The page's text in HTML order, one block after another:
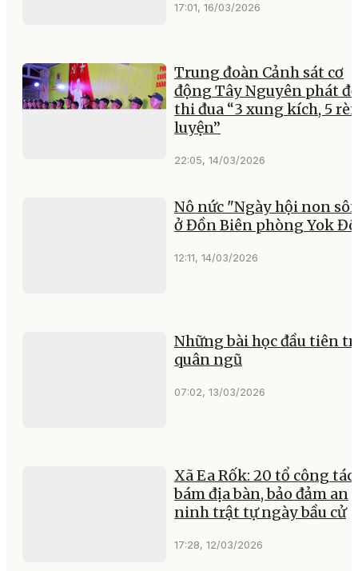
17:01, 16/03/2026
Trung đoàn Cảnh sát cơ
động Tây Nguyên phát
thi đua “3 xung kích, 5
luyện”
22:05, 14/03/2026
Nô nức "Ngày hội non
ở Đồn Biên phòng Yok
12:11, 14/03/2026
Những bài học đầu tiên
quân ngũ
07:02, 13/03/2026
Xã Ea Rốk: 20 tổ công tác
bám địa bàn, bảo đảm an
ninh trật tự ngày bầu cử
17:28, 12/03/2026